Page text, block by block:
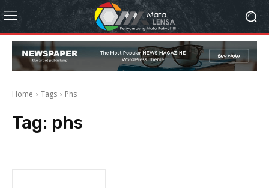
Home Tags Phs
Tag: phs